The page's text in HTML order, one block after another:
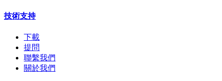
技術支持
下載
提問
聯繫我們
關於我們